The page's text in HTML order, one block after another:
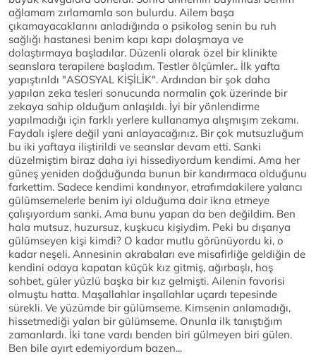
ağlamam zırlamamla son bulurdu. Ailem başa
çıkamayacaklarını anladığında o psikolog senin bu ruh
sağlığı hastanesi benim kapı kapı dolaşmaya ve
dolaştırmaya başladılar. Düzenli olarak özel bir klinikte
seanslara terapilere başladım. Testler ölçümler.. İlk yafta
yapıştırıldı "ASOSYAL KİŞİLİK". Ardından bir şok daha
yapılan zeka tesleri sonucunda normalin çok üzerinde bir
zekaya sahip olduğum anlaşıldı. İyi bir yönlendirme
yapılmadığı için farklı yerlere kullanamya alışmışım zekamı.
Faydalı işlere değil yani anlayacağınız. Bir çok mutsuzluğum
bu iki yaftaya iliştirildi ve seanslar devam etti. Sanki
düzelmiştim biraz daha iyi hissediyordum kendimi. Ama her
güneş yeniden doğduğunda bunun bir kandırmaca olduğunu
farkettim. Sadece kendimi kandırıyor, etrafımdakilere yalancı
gülümsemelerle benim iyi olduğuma dair ikna etmeye
çalışıyordum sanki. Ama bunu yapan da ben değildim. Ben
hala mutsuz, huzursuz, kuşkucu kişiydim. Peki bu dışarıya
gülümseyen kişi kimdi? O kadar mutlu görünüyordu ki, o
kadar neşeli. Annesinin akrabaları eve misafirliğe geldiğin de
kendini odaya kapatan küçük kız gitmiş, ağırbaşlı, hoş
sohbet, güler yüzlü başka bir kız gelmişti. Ailenin favorisi
olmuştu hatta. Maşallahlar inşallahlar uçardı tepesinde
sürekli. Ve yüzümde bir gülümseme. Kimsenin anlamadığı,
hissetmediği yalan bir gülümseme. Onunla ilk tanıştığım
zamanlardı. İki tane vardı benden biri gülmeyen biri gülen.
Ben bile ayırt edemiyordum bazen...